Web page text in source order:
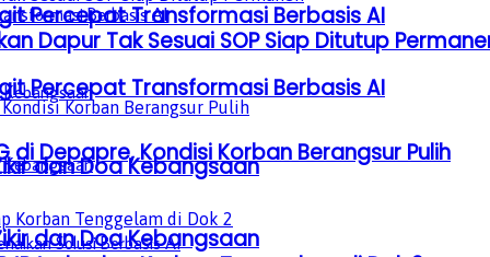
Percepat Transformasi Berbasis AI
dan Doa Kebangsaan
Percepat Transformasi Berbasis AI
dan Doa Kebangsaan
Dapur Tak Sesuai SOP Siap Ditutup
Depapre, Kondisi Korban Berangsur Pulih